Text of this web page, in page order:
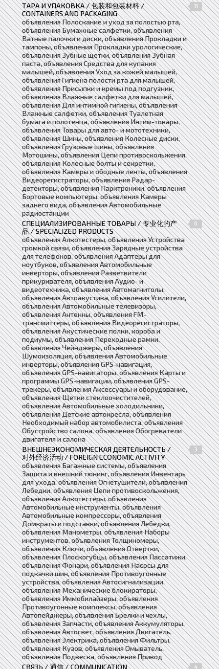
ТАРА И УПАКОВКА / 包装和包装材料 /
CONTAINERS AND PACKAGING
11
объявления Полоскание и уход за полостью рта,
объявления Бумажные салфетки, объявления
Ватные палочки и диски, объявления Прокладки и
тампоны, объявления Прокладки урологические,
объявления Зубные щетки, объявления Зубная
паста, объявления Средства для купания
малышей, объявления Уход за кожей малышей,
объявления Гигиена полости рта для малышей,
объявления Присыпки и кремы под подгузник,
объявления Влажные салфетки для малышей,
объявления Для интимной гигиены, объявления
Влажные салфетки, объявления Туалетная
бумага и полотенца, объявления Интим-товары,
объявления Товары для авто- и мототехники,
объявления Шины, объявления Колесные диски,
объявления Грузовые шины, объявления
Мотошины, объявления Цепи противоскольжения,
объявления Колесные болты и секретки,
объявления Камеры и ободные ленты, объявления
Видеорегистраторы, объявления Радар-
детекторы, объявления Парктроники, объявления
Бортовые компьютеры, объявления Камеры
заднего вида, объявления Автомобильные
радиостанции
СПЕЦИАЛИЗИРОВАННЫЕ ТОВАРЫ / 专业化的产
品 / SPECIALIZED PRODUCTS
6
объявления Алкотестеры, объявления Устройства
громкой связи, объявления Зарядные устройства
для телефонов, объявления Адаптеры для
ноутбуков, объявления Автомобильные
инверторы, объявления Разветвители
прикуривателя, объявления Аудио- и
видеотехника, объявления Автомагнитолы,
объявления Автоакустика, объявления Усилители,
объявления Автомобильные телевизоры,
объявления Антенны, объявления FM-
трансмиттеры, объявления Видеорегистраторы,
объявления Акустические полки, короба и
подиумы, объявления Переходные рамки,
объявления Чейнджеры, объявления
Шумоизоляция, объявления Автомобильные
инверторы, объявления GPS-навигация,
объявления GPS-навигаторы, объявления Карты и
программы GPS-навигации, объявления GPS-
трекеры, объявления Аксессуары и оборудование,
объявления Щетки стеклоочистителей,
объявления Автомобильные холодильники,
объявления Детские автокресла, объявления
Необходимый набор автомобилиста, объявления
Обустройство салона, объявления Обогреватели
двигателя и салона
ВНЕШНЕЭКОНОМИЧЕСКАЯ ДЕЯТЕЛЬНОСТЬ /
对外经济活动 / FOREIGN ECONOMIC ACTIVITY
3
объявления Багажные системы, объявления
Защита и внешний тюнинг, объявления Инвентарь
для ухода, объявления Огнетушители, объявления
Лебедки, объявления Цепи противоскольжения,
объявления Алкотестеры, объявления
Автомобильные инструменты, объявления
Автомобильные компрессоры, объявления
Домкраты и подставки, объявления Лебедки,
объявления Манометры, объявления Наборы
инструментов, объявления Толщиномеры,
объявления Ключи, объявления Отвертки,
объявления Плоскогубцы, объявления Пассатижи,
объявления Фонари, объявления Насосы для
подкачки шин, объявления Противоугонные
устройства, объявления Автосигнализации,
объявления Механические блокираторы,
объявления Иммобилайзеры, объявления
Противоугонные комплексы, объявления
Автопейджеры, объявления Брелки и чехлы,
объявления Запчасти, объявления Аккумуляторы,
объявления Автосвет, объявления Двигатель,
объявления Электрика, объявления Фильтры,
объявления Кузов, объявления Омыватель,
объявления Подвеска, объявления Привод
СВЯЗЬ / 通信 / COMMUNICATION
4